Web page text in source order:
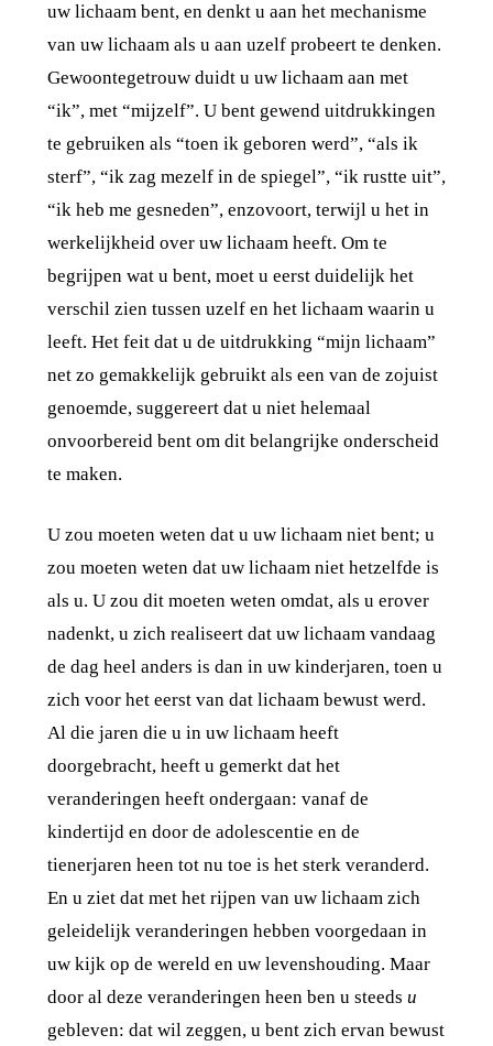
uw lichaam bent, en denkt u aan het mechanisme
van uw lichaam als u aan uzelf probeert te denken.
Gewoontegetrouw duidt u uw lichaam aan met
“ik”, met “mijzelf”. U bent gewend uitdrukkingen
te gebruiken als “toen ik geboren werd”, “als ik
sterf”, “ik zag mezelf in de spiegel”, “ik rustte uit”,
“ik heb me gesneden”, enzovoort, terwijl u het in
werkelijkheid over uw lichaam heeft. Om te
begrijpen wat u bent, moet u eerst duidelijk het
verschil zien tussen uzelf en het lichaam waarin u
leeft. Het feit dat u de uitdrukking “mijn lichaam”
net zo gemakkelijk gebruikt als een van de zojuist
genoemde, suggereert dat u niet helemaal
onvoorbereid bent om dit belangrijke onderscheid
te maken.
U zou moeten weten dat u uw lichaam niet bent; u
zou moeten weten dat uw lichaam niet hetzelfde is
als u. U zou dit moeten weten omdat, als u erover
nadenkt, u zich realiseert dat uw lichaam vandaag
de dag heel anders is dan in uw kinderjaren, toen u
zich voor het eerst van dat lichaam bewust werd.
Al die jaren die u in uw lichaam heeft
doorgebracht, heeft u gemerkt dat het
veranderingen heeft ondergaan: vanaf de
kindertijd en door de adolescentie en de
tienerjaren heen tot nu toe is het sterk veranderd.
En u ziet dat met het rijpen van uw lichaam zich
geleidelijk veranderingen hebben voorgedaan in
uw kijk op de wereld en uw levenshouding. Maar
door al deze veranderingen heen ben u steeds u
gebleven: dat wil zeggen, u bent zich ervan bewust